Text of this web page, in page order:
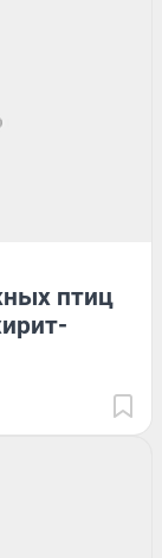
птиц